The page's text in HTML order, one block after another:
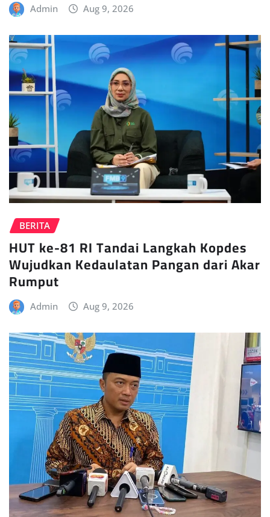
Admin Aug 9, 2026
BERITA
HUT ke-81 RI Tandai Langkah Kopdes
Wujudkan Kedaulatan Pangan dari Akar
Rumput
Admin Aug 9, 2026